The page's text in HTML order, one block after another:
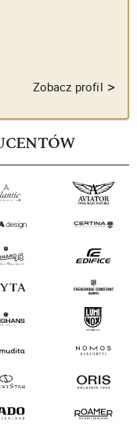
Zobacz profil >